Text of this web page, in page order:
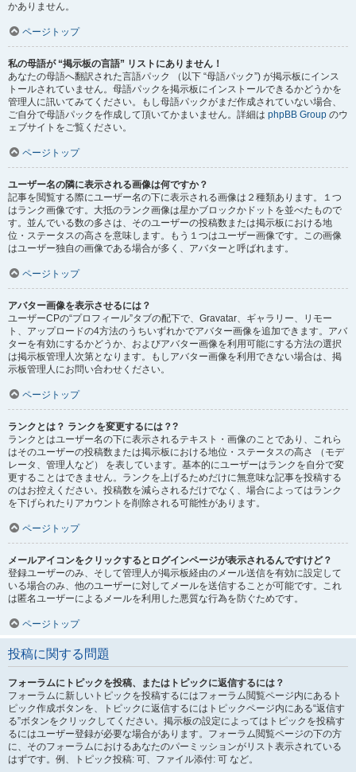
かありません。
ページトップ
私の母語が “掲示板の言語” リストにありません！
あなたの母語へ翻訳された言語パック （以下 “母語パック”) が掲示板にインス
トールされていません。母語パックを掲示板にインストールできるかどうかを
管理人に訊いてみてください。もし母語パックがまだ作成されていない場合、
ご自分で母語パックを作成して頂いてかまいません。詳細は phpBB Group のウ
ェブサイトをご覧ください。
ページトップ
ユーザー名の隣に表示される画像は何ですか？
記事を閲覧する際にユーザー名の下に表示される画像は２種類あります。１つ
はランク画像です。大抵のランク画像は星かブロックかドットを並べたもので
す。並んでいる数の多さは、そのユーザーの投稿数または掲示板における地
位・ステータスの高さを意味します。もう１つはユーザー画像です。この画像
はユーザー独自の画像である場合が多く、アバターと呼ばれます。
ページトップ
アバター画像を表示させるには？
ユーザーCPの“プロフィール”タブの配下で、Gravatar、ギャラリー、リモー
ト、アップロードの4方法のうちいずれかでアバター画像を追加できます。アバ
ターを有効にするかどうか、およびアバター画像を利用可能にする方法の選択
は掲示板管理人次第となります。もしアバター画像を利用できない場合は、掲
示板管理人にお問い合わせください。
ページトップ
ランクとは？ ランクを変更するには？?
ランクとはユーザー名の下に表示されるテキスト・画像のことであり、これら
はそのユーザーの投稿数または掲示板における地位・ステータスの高さ （モデ
レータ、管理人など） を表しています。基本的にユーザーはランクを自分で変
更することはできません。ランクを上げるためだけに無意味な記事を投稿する
のはお控えください。投稿数を減らされるだけでなく、場合によってはランク
を下げられたりアカウントを削除される可能性があります。
ページトップ
メールアイコンをクリックするとログインページが表示されるんですけど？
登録ユーザーのみ、そして管理人が掲示板経由のメール送信を有効に設定して
いる場合のみ、他のユーザーに対してメールを送信することが可能です。これ
は匿名ユーザーによるメールを利用した悪質な行為を防ぐためです。
ページトップ
投稿に関する問題
フォーラムにトピックを投稿、またはトピックに返信するには？
フォーラムに新しいトピックを投稿するにはフォーラム閲覧ページ内にあるト
ピック作成ボタンを、トピックに返信するにはトピックページ内にある“返信す
る”ボタンをクリックしてください。掲示板の設定によってはトピックを投稿す
るにはユーザー登録が必要な場合があります。フォーラム閲覧ページの下の方
に、そのフォーラムにおけるあなたのパーミッションがリスト表示されている
はずです。例、トピック投稿: 可、ファイル添付: 可 など。